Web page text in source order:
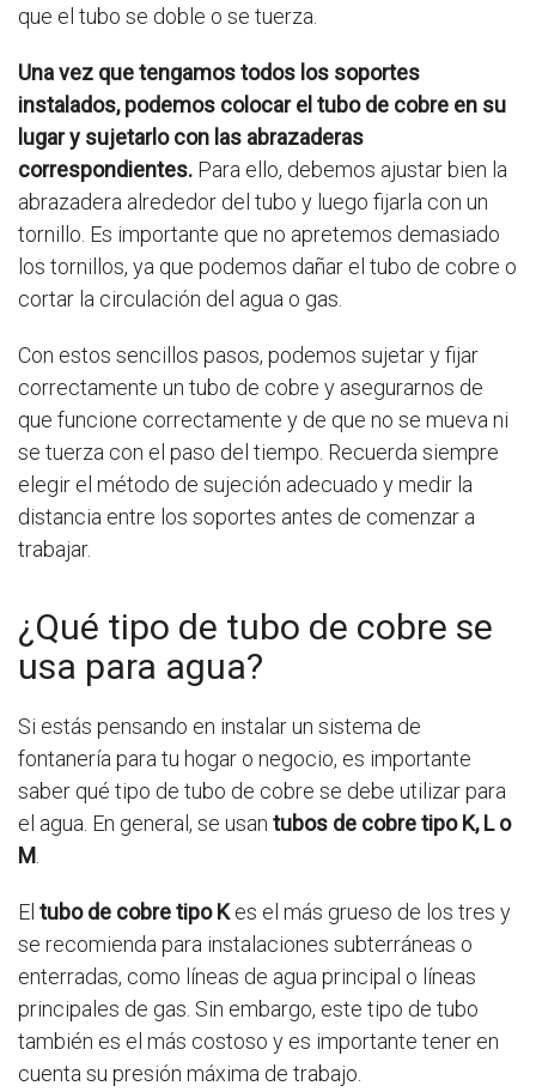
que el tubo se doble o se tuerza.
Una vez que tengamos todos los soportes
instalados, podemos colocar el tubo de cobre en su
lugar y sujetarlo con las abrazaderas
correspondientes. Para ello, debemos ajustar bien la
abrazadera alrededor del tubo y luego fijarla con un
tornillo. Es importante que no apretemos demasiado
los tornillos, ya que podemos dañar el tubo de cobre o
cortar la circulación del agua o gas.
Con estos sencillos pasos, podemos sujetar y fijar
correctamente un tubo de cobre y asegurarnos de
que funcione correctamente y de que no se mueva ni
se tuerza con el paso del tiempo. Recuerda siempre
elegir el método de sujeción adecuado y medir la
distancia entre los soportes antes de comenzar a
trabajar.
¿Qué tipo de tubo de cobre se
usa para agua?
Si estás pensando en instalar un sistema de
fontanería para tu hogar o negocio, es importante
saber qué tipo de tubo de cobre se debe utilizar para
el agua. En general, se usan tubos de cobre tipo K, L o
M
El tubo de cobre tipo Kes el más grueso de los tres y
se recomienda para instalaciones subterráneas o
enterradas, como líneas de agua principal o líneas
principales de gas. Sin embargo, este tipo de tubo
también es el más costoso y es importante tener en
cuenta su presión máxima de trabajo.